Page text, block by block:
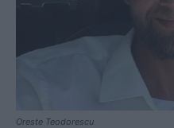
Oreste Teodorescu